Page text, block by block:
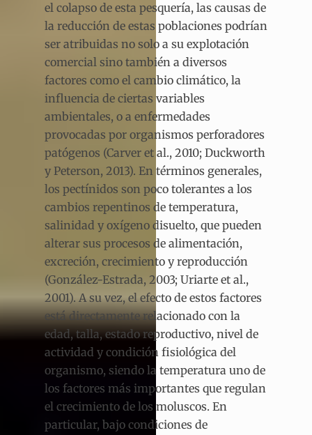
el colapso de esta pesquería, las causas de
la reducción de estas poblaciones podrían
ser atribuidas no solo a su explotación
comercial sino también a diversos
factores como el cambio climático, la
influencia de ciertas variables
ambientales, o a enfermedades
provocadas por organismos perforadores
patógenos (Carver et al., 2010; Duckworth
y Peterson, 2013). En términos generales,
los pectínidos son poco tolerantes a los
cambios repentinos de temperatura,
salinidad y oxígeno disuelto, que pueden
alterar sus procesos de alimentación,
excreción, crecimiento y reproducción
(González-Estrada, 2003; Uriarte et al.,
2001). A su vez, el efecto de estos factores
está directamente relacionado con la
edad, talla, estado reproductivo, nivel de
actividad y condición fisiológica del
organismo, siendo la temperatura uno de
los factores más importantes que regulan
el crecimiento de los moluscos. En
particular, bajo condiciones de